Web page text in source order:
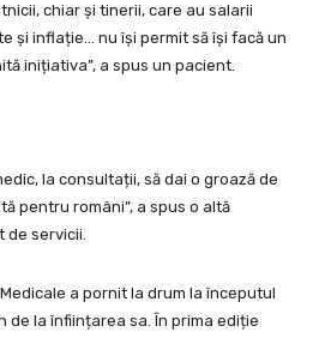
chiar și tinerii, care au salarii
și inflație… nu își permit să își facă un
inițiativa”, a spus un pacient.
la consultații, să dai o groază de
pentru români”, a spus o altă
de servicii.
a pornit la drum la începutul
de la înființarea sa. În prima ediție